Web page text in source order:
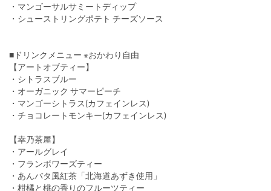
・マンゴーサルサミートディップ
・シューストリングポテト チーズソース
■ドリンクメニュー ※おかわり自由
【アートオブティー】
・シトラスブルー
・オーガニック サマーピーチ
・マンゴーシトラス(カフェインレス)
・チョコレートモンキー(カフェインレス)
【幸乃茶屋】
・アールグレイ
・フランボワーズティー
・あんバタ風紅茶「北海道あずき使用」
・柑橘と桃の香りのフルーツティー